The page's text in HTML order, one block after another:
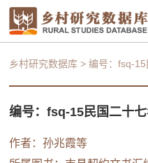
乡村研究数据库 >编号：fsq-
编号：fsq-15民国二十
作者：孙兆霞等